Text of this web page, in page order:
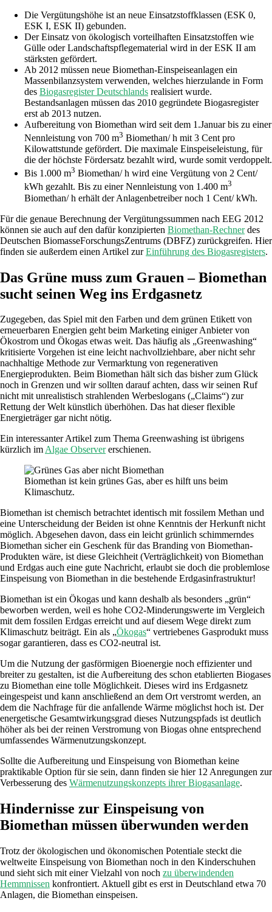
Die Vergütungshöhe ist an neue Einsatzstoffklassen (ESK 0,
ESK I, ESK II) gebunden.
Der Einsatz von ökologisch vorteilhaften Einsatzstoffen wie
Gülle oder Landschaftspflegematerial wird in der ESK II am
stärksten gefördert.
Ab 2012 müssen neue Biomethan-Einspeiseanlagen ein
Massenbilanzsystem verwenden, welches hierzulande in Form
des Biogasregister Deutschlands realisiert wurde.
Bestandsanlagen müssen das 2010 gegründete Biogasregister
erst ab 2013 nutzen.
Aufbereitung von Biomethan wird seit dem 1.Januar bis zu einer
Nennleistung von 700 m3 Biomethan/ h mit 3 Cent pro
Kilowattstunde gefördert. Die maximale Einspeiseleistung, für
die der höchste Fördersatz bezahlt wird, wurde somit verdoppelt.
Bis 1.000 m3 Biomethan/ h wird eine Vergütung von 2 Cent/
kWh gezahlt. Bis zu einer Nennleistung von 1.400 m3
Biomethan/ h erhält der Anlagenbetreiber noch 1 Cent/ kWh.
Für die genaue Berechnung der Vergütungssummen nach EEG 2012
können sie auch auf den dafür konzipierten Biomethan-Rechnerdes
Deutschen BiomasseForschungsZentrums (DBFZ) zurückgreifen. Hier
finden sie außerdem einen Artikel zurEinführung des Biogasregisters.
Das Grüne muss zum Grauen – Biomethan
sucht seinen Weg ins Erdgasnetz
Zugegeben, das Spiel mit den Farben und dem grünen Etikett von
erneuerbaren Energien geht beim Marketing einiger Anbieter von
Ökostrom und Ökogas etwas weit. Das häufig als „Greenwashing“
kritisierte Vorgehen ist eine leicht nachvollziehbare, aber nicht sehr
nachhaltige Methode zur Vermarktung von regenerativen
Energieprodukten. Beim Biomethan hält sich das bisher zum Glück
noch in Grenzen und wir sollten darauf achten, dass wir seinen Ruf
nicht mit unrealistisch strahlenden Werbeslogans („Claims“) zur
Rettung der Welt künstlich überhöhen. Das hat dieser flexible
Energieträger gar nicht nötig.
Ein interessanter Artikel zum Thema Greenwashing ist übrigens
kürzlich imAlgae Observererschienen.
Biomethan ist kein grünes Gas, aber es hilft uns beim
Klimaschutz.
Biomethan ist chemisch betrachtet identisch mit fossilem Methan und
eine Unterscheidung der Beiden ist ohne Kenntnis der Herkunft nicht
möglich. Abgesehen davon, dass ein leicht grünlich schimmerndes
Biomethan sicher ein Geschenk für das Branding von Biomethan-
Produkten wäre, ist diese Gleichheit (Verträglichkeit) von Biomethan
und Erdgas auch eine gute Nachricht, erlaubt sie doch die problemlose
Einspeisung von Biomethan in die bestehende Erdgasinfrastruktur!
Biomethan ist ein Ökogas und kann deshalb als besonders „grün“
beworben werden, weil es hohe CO2-Minderungswerte im Vergleich
mit dem fossilen Erdgas erreicht und auf diesem Wege direkt zum
Klimaschutz beiträgt. Ein als „Ökogas“ vertriebenes Gasprodukt muss
sogar garantieren, dass es CO2-neutral ist.
Um die Nutzung der gasförmigen Bioenergie noch effizienter und
breiter zu gestalten, ist die Aufbereitung des schon etablierten Biogases
zu Biomethan eine tolle Möglichkeit. Dieses wird ins Erdgasnetz
eingespeist und kann anschließend an dem Ort verstromt werden, an
dem die Nachfrage für die anfallende Wärme möglichst hoch ist. Der
energetische Gesamtwirkungsgrad dieses Nutzungspfads ist deutlich
höher als bei der reinen Verstromung von Biogas ohne entsprechend
umfassendes Wärmenutzungskonzept.
Sollte die Aufbereitung und Einspeisung von Biomethan keine
praktikable Option für sie sein, dann finden sie hier 12 Anregungen zur
Verbesserung des Wärmenutzungskonzepts ihrer Biogasanlage.
Hindernisse zur Einspeisung von
Biomethan müssen überwunden werden
Trotz der ökologischen und ökonomischen Potentiale steckt die
weltweite Einspeisung von Biomethan noch in den Kinderschuhen
und sieht sich mit einer Vielzahl von noch zu überwindenden
Hemmnissen konfrontiert. Aktuell gibt es erst in Deutschland etwa 70
Anlagen, die Biomethan einspeisen.